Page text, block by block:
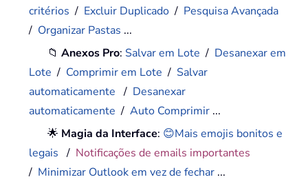
critérios / Excluir Duplicado / Pesquisa Avançada
/ Organizar Pastas ...
📁Anexos Pro: Salvar em Lote / Desanexar em
Lote / Comprimir em Lote / Salvar
automaticamente / Desanexar
automaticamente /Auto Comprimir ...
🌟 Magia da Interface: 😊Mais emojis bonitos e
legais / Notificações de emails importantes
/ Minimizar Outlook em vez de fechar ...